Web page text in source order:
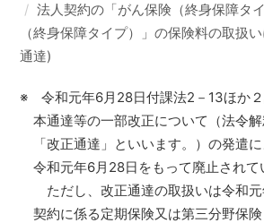
法人契約の「がん保険（終身保障タ
（終身保障タイプ）」の保険料の取扱
通達)
※ 令和元年6月28日付課法2－13ほか
本通達等の一部改正について（法令
「改正通達」といいます。）の発遣
令和元年6月28日をもって廃止されて
ただし、改正通達の取扱いは令和
契約に係る定期保険又は第三分野保